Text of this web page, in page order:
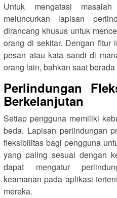
Untuk mengatasi
meluncurkan lapisan
dirancang khusus untuk
orang di sekitar. Dengan fitur
pesan atau kata sandi di
orang lain, bahkan saat
Perlindungan
Berkelanjutan
Setiap pengguna memiliki
beda. Lapisan perlindungan
fleksibilitas bagi pengguna
yang paling sesuai dengan
dapat mengatur
keamanan pada aplikasi
mereka.